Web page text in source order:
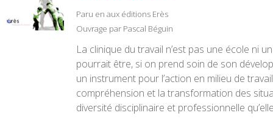
Paru en aux éditions Erès
Ouvrage par Pascal Béguin
La clinique du travail n’est pas une école ni
pourrait être, si on prend soin de son
un instrument pour l’action en milieu de
compréhension et la transformation des
diversité disciplinaire et professionnelle